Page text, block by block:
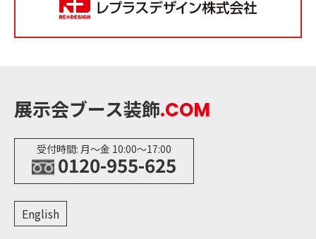
展示会ブース装飾.COM
受付時間: 月〜金 10:00〜17:00
0120-955-625
English